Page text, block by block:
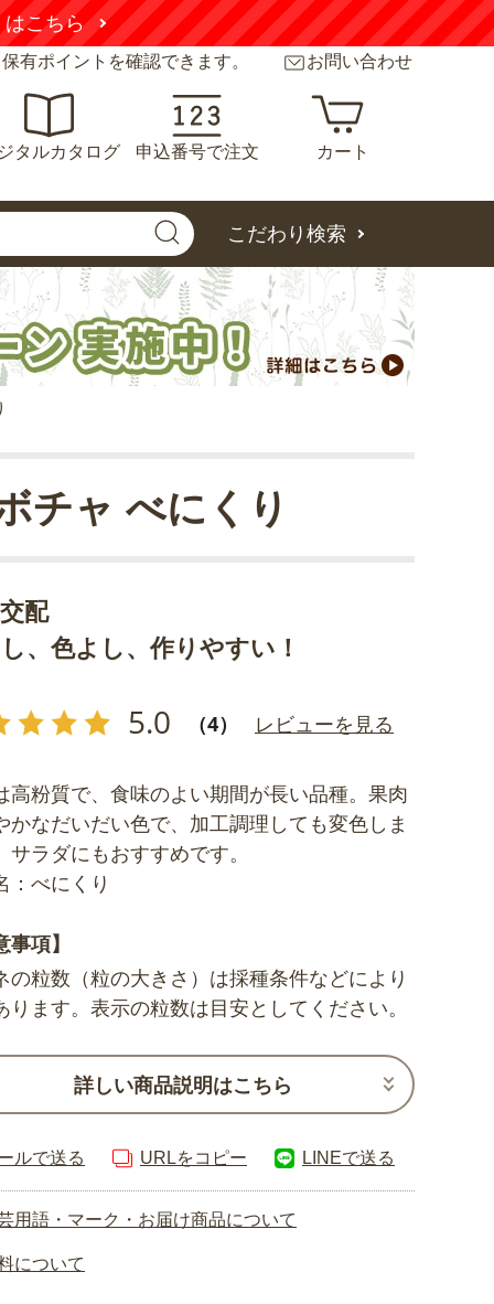
はこちら
有ポイントを確認できます。 お問い合わせ
タルカタログ 申込番号で注文 カート
こだわり検索
配
、色よし、作りやすい！
5.0 （4） レビューを見る
チャ べにくり
高粉質で、食味のよい期間が長い品種。果肉
かなだいだい色で、加工調理しても変色しま
サラダにもおすすめです。
：べにくり
事項】
粒数（粒の大きさ）は採種条件などにより
ります。表示の粒数は目安としてください。
詳しい商品説明はこちら
ルで送る URLをコピー LINEで送る
用語・マーク・お届け商品について
について